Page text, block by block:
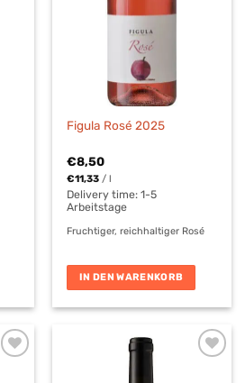
Figula Rosé 2025
€8,50
€11,33 / l
Delivery time:1-5
Arbeitstage
Fruchtiger, reichhaltiger Rosé
IN DEN WARENKORB